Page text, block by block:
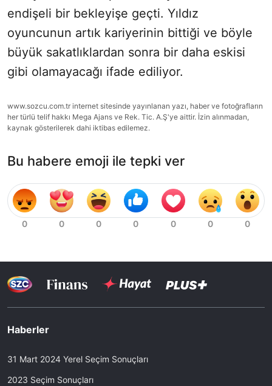
endişeli bir bekleyişe geçti. Yıldız
oyuncunun artık kariyerinin bittiği ve böyle
büyük sakatlıklardan sonra bir daha eskisi
gibi olamayacağı ifade ediliyor.
www.sozcu.com.tr internet sitesinde yayınlanan yazı, haber ve fotoğrafların
her türlü telif hakkı Mega Ajans ve Rek. Tic. A.Ş'ye aittir. İzin alınmadan,
kaynak gösterilerek dahi iktibas edilemez.
Bu habere emoji ile tepki ver
Haberler
31 Mart 2024 Yerel Seçim Sonuçları
2023 Seçim Sonuçları